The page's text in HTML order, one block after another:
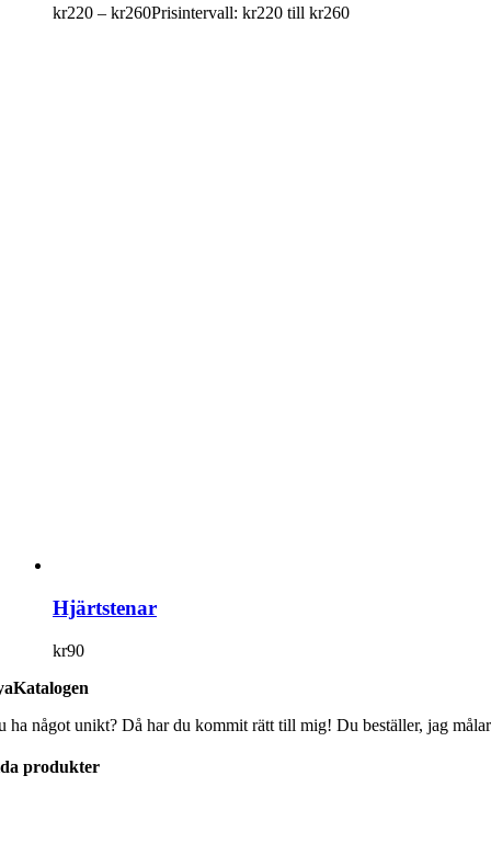
kr220 – kr260Prisintervall: kr220 till kr260
Hjärtstenar
kr90
ha något unikt? Då har du kommit rätt till mig! Du beställer, jag
produkter